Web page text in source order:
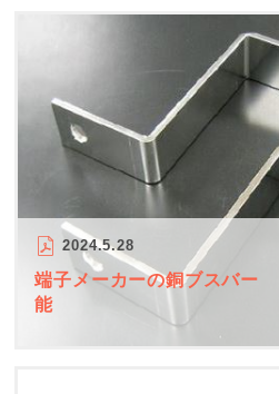
2024.5.28
端子メーカーの銅ブスバ
能